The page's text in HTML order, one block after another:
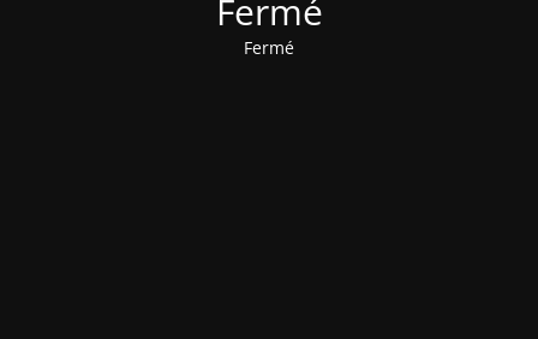
Fermé
Fermé